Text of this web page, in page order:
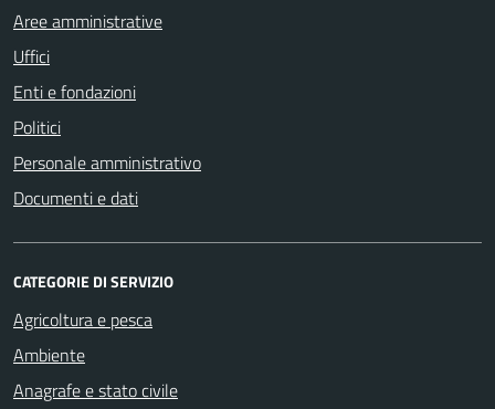
Aree amministrative
Uffici
Enti e fondazioni
Politici
Personale amministrativo
Documenti e dati
CATEGORIE DI SERVIZIO
Agricoltura e pesca
Ambiente
Anagrafe e stato civile